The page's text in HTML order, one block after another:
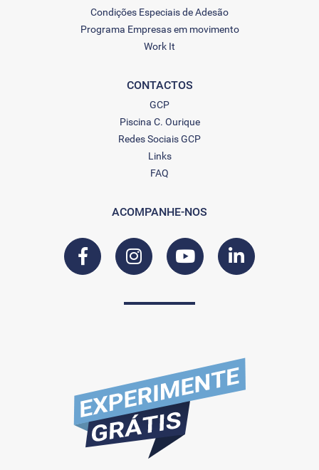
Condições Especiais de Adesão
Programa Empresas em movimento
Work It
CONTACTOS
GCP
Piscina C. Ourique
Redes Sociais GCP
Links
FAQ
ACOMPANHE-NOS